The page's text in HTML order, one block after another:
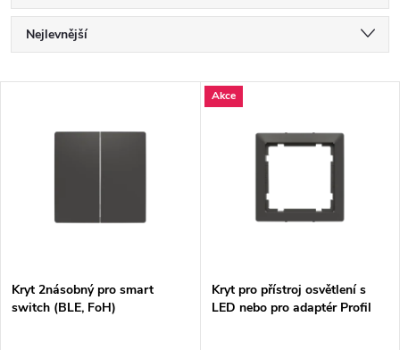
Ř
a
p
Nejlevnější
s
p
Kryt 2násobný pro smart
switch (BLE, FoH)
Akce
Kryt pro přístroj osvětlení s
LED nebo pro adaptér Profil